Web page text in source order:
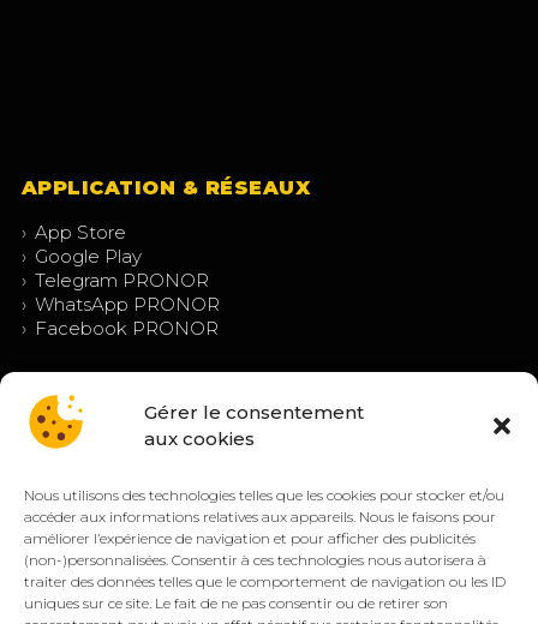
Gérer le consentement
aux cookies
Nous utilisons des technologies telles que les cookies pour stocker et/ou
accéder aux informations relatives aux appareils. Nous le faisons pour
améliorer l’expérience de navigation et pour afficher des publicités
(non-)personnalisées. Consentir à ces technologies nous autorisera à
traiter des données telles que le comportement de navigation ou les ID
uniques sur ce site. Le fait de ne pas consentir ou de retirer son
APPLICATION & RÉSEAUX
› App Store
› Google Play
› Telegram PRONOR
› WhatsApp PRONOR
› Facebook PRONOR
© PRONOR 2019 – 2026 — Tous droits réservés.
Mentions légales
Confidentialité CGV/CGU Cookies (EU)